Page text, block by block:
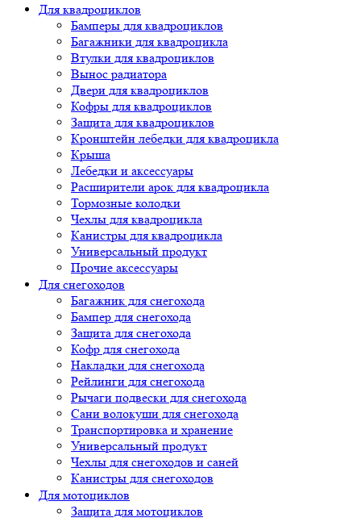
Для квадроциклов
Бамперы для квадроциклов
Багажники для квадроцикла
Втулки для квадроциклов
Вынос радиатора
Двери для квадроциклов
Кофры для квадроциклов
Защита для квадроциклов
Кронштейн лебедки для квадроцикла
Крыша
Лебедки и аксессуары
Расширители арок для квадроцикла
Тормозные колодки
Чехлы для квадроцикла
Канистры для квадроцикла
Универсальный продукт
Прочие аксессуары
Для снегоходов
Багажник для снегохода
Бампер для снегохода
Защита для снегохода
Кофр для снегохода
Накладки для снегохода
Рейлинги для снегохода
Рычаги подвески для снегохода
Сани волокуши для снегохода
Транспортировка и хранение
Универсальный продукт
Чехлы для снегоходов и саней
Канистры для снегоходов
Для мотоциклов
Защита для мотоциклов